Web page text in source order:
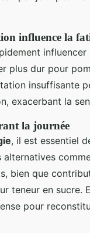
influence la
plus dur pour
insuffisante
exacerbant la
la journée
, il est essentiel
bien que
teneur en sucre.
pour